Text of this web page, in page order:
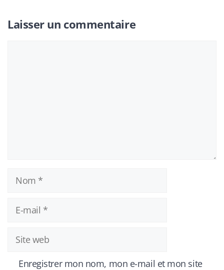
Laisser un commentaire
Nom
mail
Site
web
Enregistrer mon nom, mon e-mail et mon site